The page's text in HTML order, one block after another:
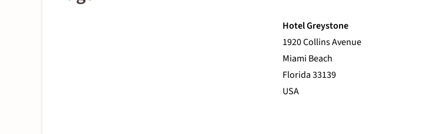
Hotel Greystone
1920 Collins Avenue
Miami Beach
Florida 33139
USA